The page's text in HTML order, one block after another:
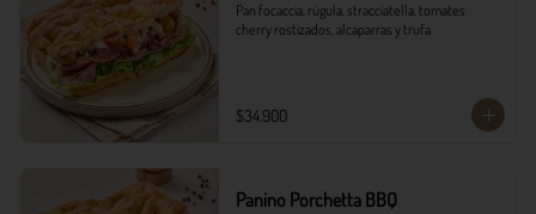
Pan focaccia, rúgula, stracciatella, tomates
cherry rostizados, alcaparras y trufa
$34.900
Panino Porchetta BBQ